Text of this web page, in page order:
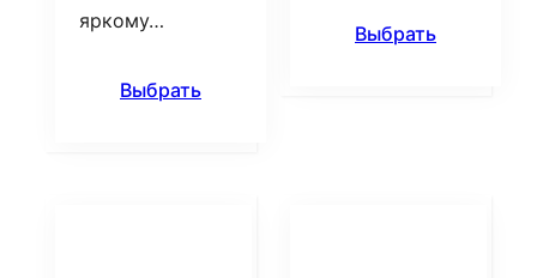
яркому…
Выбрать
Выбрать